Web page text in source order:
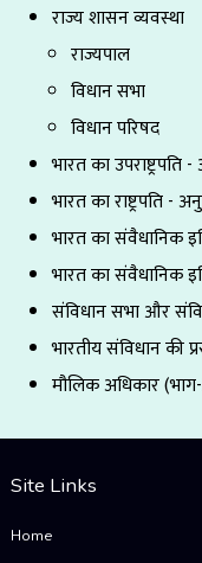
राज्य शासन व्यवस्था
राज्यपाल
विधान सभा
विधान परिषद
भारत का
भारत का राष्ट्रपति -
भारत का संवैधानिक
भारत का संवैधानिक
संविधान सभा और
भारतीय संविधान की
मौलिक अधिकार
Site Links
Home